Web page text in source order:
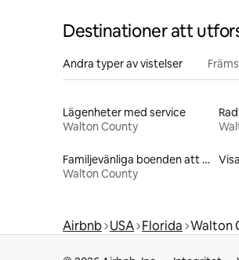
Destinationer att
Andra typer av vistelser
Lägenheter med service
Walton County
Familjevänliga boenden att hyra
Walton County
Airbnb USA Florida Walton